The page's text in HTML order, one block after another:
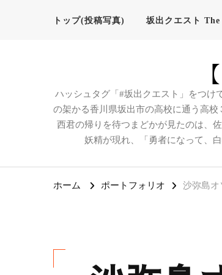
トップ(投稿写真) 坂出クエスト
ハッシュタグ「#坂出クエスト」をつけ
の架かる香川県坂出市の高校に通う高
西君の帰りを待つまどかが見たのは、
妖精が現れ、「勇者になって、
ホーム ポートフォリオ 沙弥島オ